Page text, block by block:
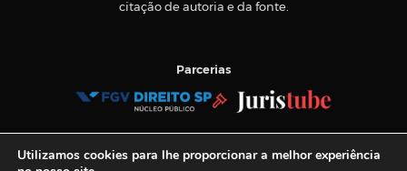
citação de autoria e da fonte.
Parcerias
E-mail:sbdp@sbdp.org.br
Utilizamos cookies para lhe proporcionar a melhor experiência